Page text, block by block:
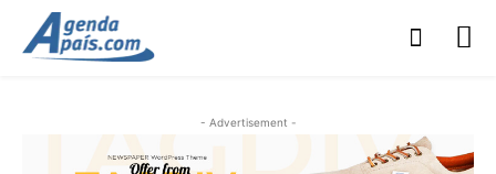
- Advertisement -